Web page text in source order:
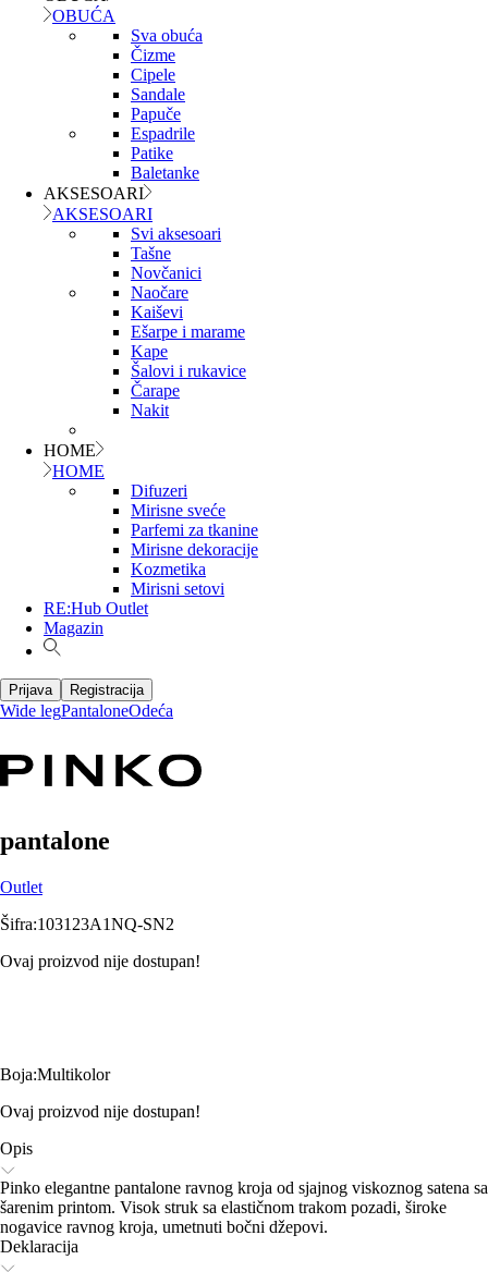
OBUĆA
Sva obuća
Čizme
Cipele
Sandale
Papuče
Espadrile
Patike
Baletanke
AKSESOARI
AKSESOARI
Svi aksesoari
Tašne
Novčanici
Naočare
Kaiševi
Ešarpe i marame
Kape
Šalovi i rukavice
Čarape
Nakit
HOME
HOME
Difuzeri
Mirisne sveće
Parfemi za tkanine
Mirisne dekoracije
Kozmetika
Mirisni setovi
RE:Hub Outlet
Magazin
Prijava Registracija
Wide legPantaloneOdeća
pantalone
Outlet
Šifra:103123A1NQ-SN2
Ovaj proizvod nije dostupan!
Boja:Multikolor
Ovaj proizvod nije dostupan!
Opis
Pinko elegantne pantalone ravnog kroja od sjajnog viskoznog satena sa
šarenim printom. Visok struk sa elastičnom trakom pozadi, široke
nogavice ravnog kroja, umetnuti bočni džepovi.
Deklaracija